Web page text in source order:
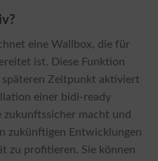
eine Wallbox, die für
ist. Diese Funktion
späteren Zeitpunkt aktiviert
einer bidi-ready
macht und
zukünftigen Entwicklungen
zu profitieren. Sie können